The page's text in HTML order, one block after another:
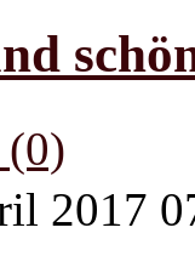
(0)
2017